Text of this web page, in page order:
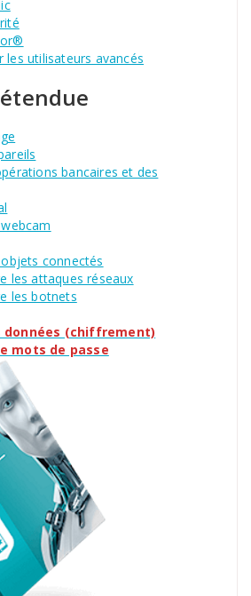
les utilisateurs avancés
bancaires et des
connectés
les attaques réseaux
les botnets
données (chiffrement)
mots de passe